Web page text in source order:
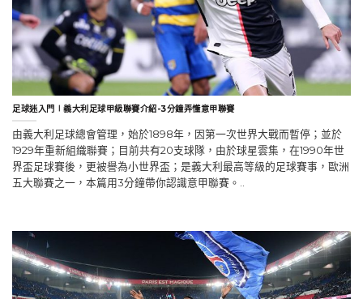
由義大利足球總會管理，始於1898年，因第一次世界大戰而暫停；並於
1929年重新組織聯賽；目前共有20支球隊，由於球星雲集，在1990年世
界盃足球賽後，更被譽為小世界盃；是義大利最高等級的足球賽事，歐洲
五大聯賽之一，本篇用3分鐘帶你認識意甲聯賽。..